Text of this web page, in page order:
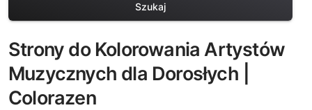
Szukaj
Strony do Kolorowania Artystów
Muzycznych dla Dorosłych |
Colorazen